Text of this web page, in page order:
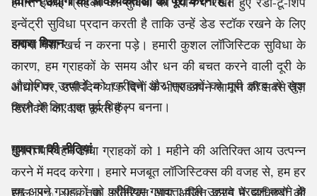
इन्वेंट्री सुविधा प्रदान करती है ताकि उन्हें डेड स्टॉक रखने के लिए
अपना पैसा खर्च न करना पड़े। हमारी कुशल लॉजिस्टिक सुविधा के
कारण, हम ग्राहकों के समय और धन की बचत करने वाली दूरी के
आधार पर, उसी दिन या 5 दिनों के भीतर अपने सामान की सबसे तेज़
डिलीवरी का वादा करते हैं।
हमारा परिवहन ढांचा ग्राहकों को 1 महीने की अतिरिक्त आय उत्पन्न
करने में मदद करेगा। हमारे मजबूत लॉजिस्टिक्स की वजह से, हम हर
साल 8% -9% तक अतिरिक्त आय अर्जित करने में व्यक्तियों की
हमारा मिशन
औद्योगिक उत्पादों को खरीदने और ग्राहकों को पूरी तरह से खुश
करने के लिए एक पूर्व विकल्प बनना।
गुणवत्ता की नीतियां
हम अपने ग्राहकों को प्रीमियम गुणवत्ता वाले उत्पाद प्रदान करने के